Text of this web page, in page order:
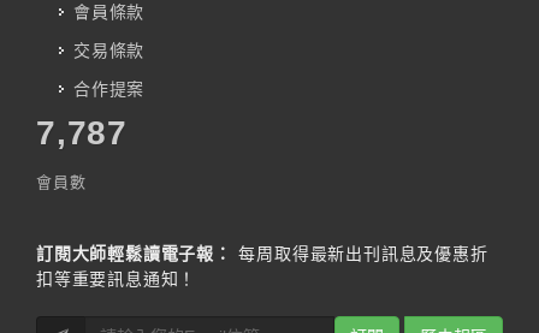
會員條款
交易條款
合作提案
7,787
會員數
訂閱大師輕鬆讀電子報：
每周取得最新出刊訊息及優惠折
扣等重要訊息通知！